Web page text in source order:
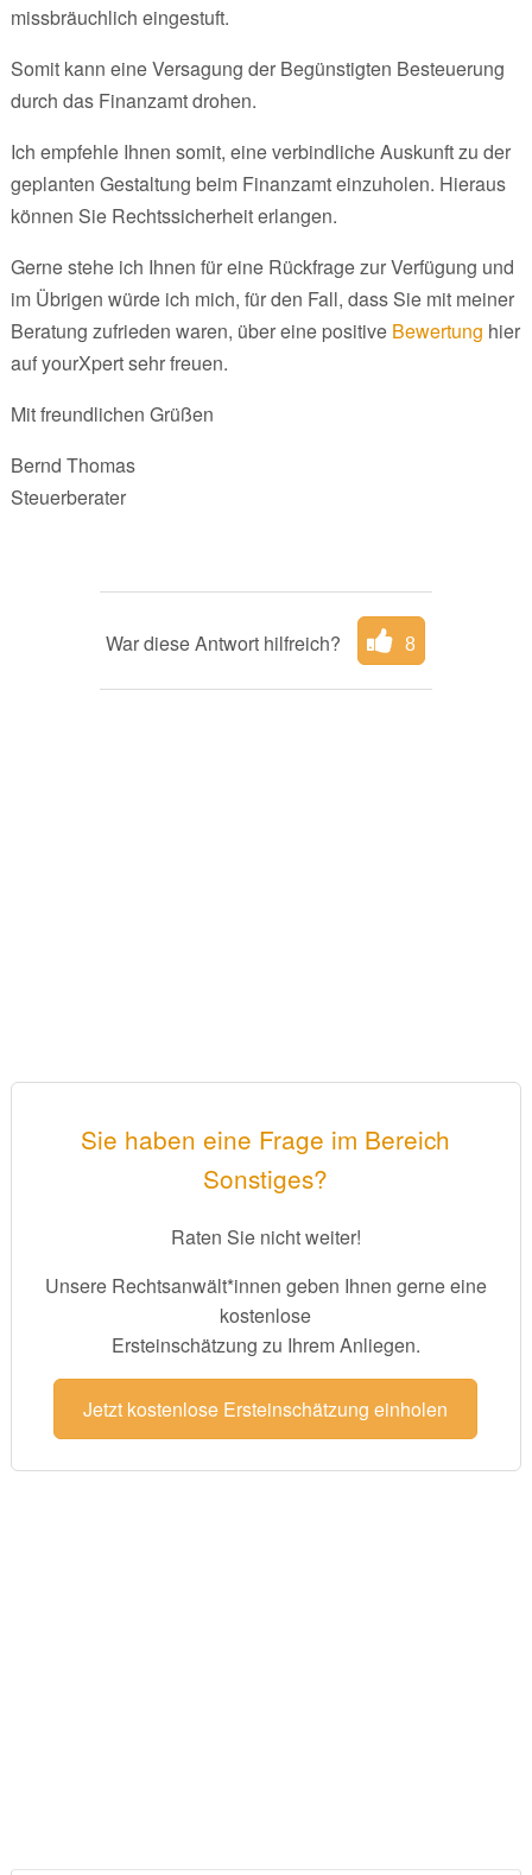
missbräuchlich eingestuft.
Somit kann eine Versagung der Begünstigten Besteuerung
durch das Finanzamt drohen.
Ich empfehle Ihnen somit, eine verbindliche Auskunft zu der
geplanten Gestaltung beim Finanzamt einzuholen. Hieraus
können Sie Rechtssicherheit erlangen.
Gerne stehe ich Ihnen für eine Rückfrage zur Verfügung und
im Übrigen würde ich mich, für den Fall, dass Sie mit meiner
Beratung zufrieden waren, über eine positive Bewertung hier
auf yourXpert sehr freuen.
Mit freundlichen Grüßen
Bernd Thomas
Steuerberater
War diese Antwort hilfreich? 8
Sie haben eine Frage im Bereich
Sonstiges?
Raten Sie nicht weiter!
Unsere Rechtsanwält*innen geben Ihnen gerne eine
kostenlose
Ersteinschätzung zu Ihrem Anliegen.
Jetzt kostenlose Ersteinschätzung einholen